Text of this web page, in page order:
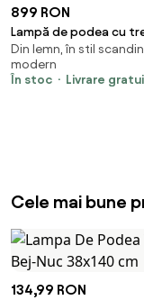
899 RON
Lampă de podea cu
picioare din lemn de
abajur din catifea
- Tripod Classic
Din lemn, în stil
modern
În stoc
Livrare
Cele mai bune
134,99 RON